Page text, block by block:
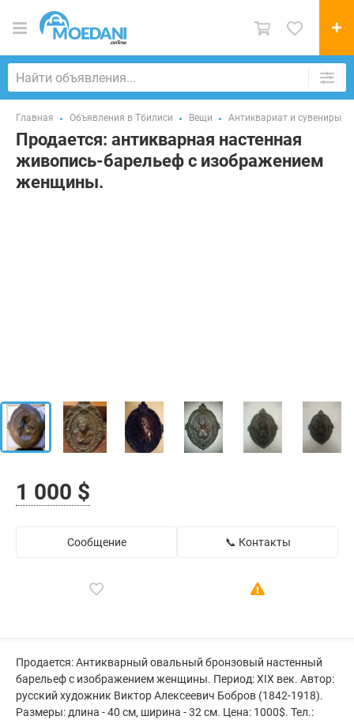
Главная Объявления в Тбилиси Вещи Антиквариат и сувениры
Продается: антикварная настенная
живопись-барельеф с изображением
женщины.
1 000 $
Сообщение 📞 Контакты
Продается: Антикварный овальный бронзовый настенный
барельеф с изображением женщины. Период: XIX век. Автор:
русский художник Виктор Алексеевич Бобров (1842-1918).
Размеры: длина - 40 см, ширина - 32 см. Цена: 1000$. Тел.: